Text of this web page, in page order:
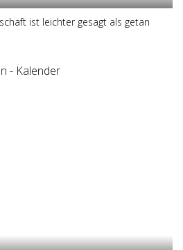
ist leichter gesagt als getan